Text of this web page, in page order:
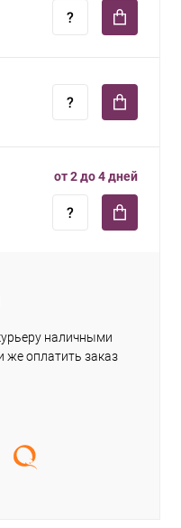
от 2 до 4 дней
наличными
же оплатить заказ